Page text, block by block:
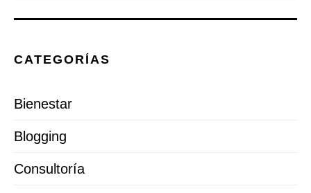
CATEGORÍAS
Bienestar
Blogging
Consultoría